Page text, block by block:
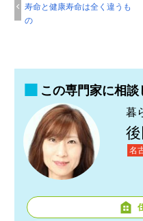
寿命と健康寿命は全く違うも
の
この専門家に相談
暮
名